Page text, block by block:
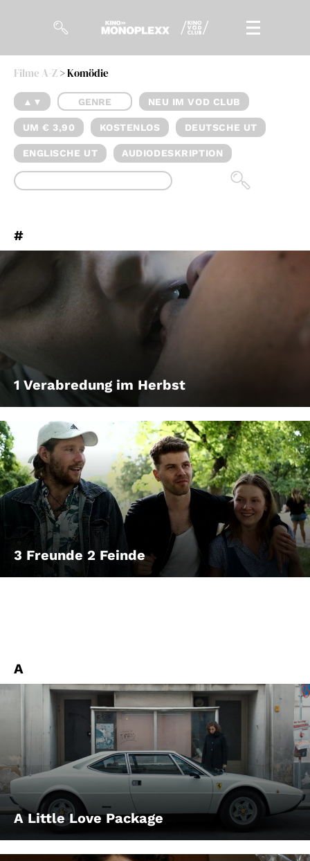
Magazin
Kuratierungen
Events
Gutscheine
& Filmpässe
Account
Filme A-Z> Komödie
▲▼ GENRE NEU IM VOD CLUB
UM € 3,90 KOSTENLOS DEUTSCHE UT
ENGLISCHE UT AUDIODESKRIPTION
#
1 Verabredung im Herbst
3 Freunde 2 Feinde
A
A Little Love Package